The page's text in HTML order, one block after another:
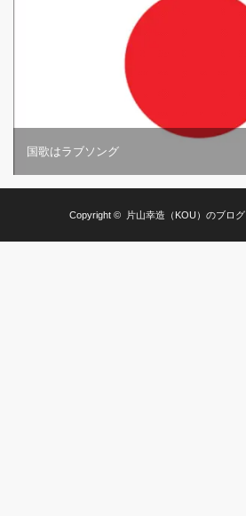
国歌はラブソング
Copyright © 片山幸造（KOU）のブログ